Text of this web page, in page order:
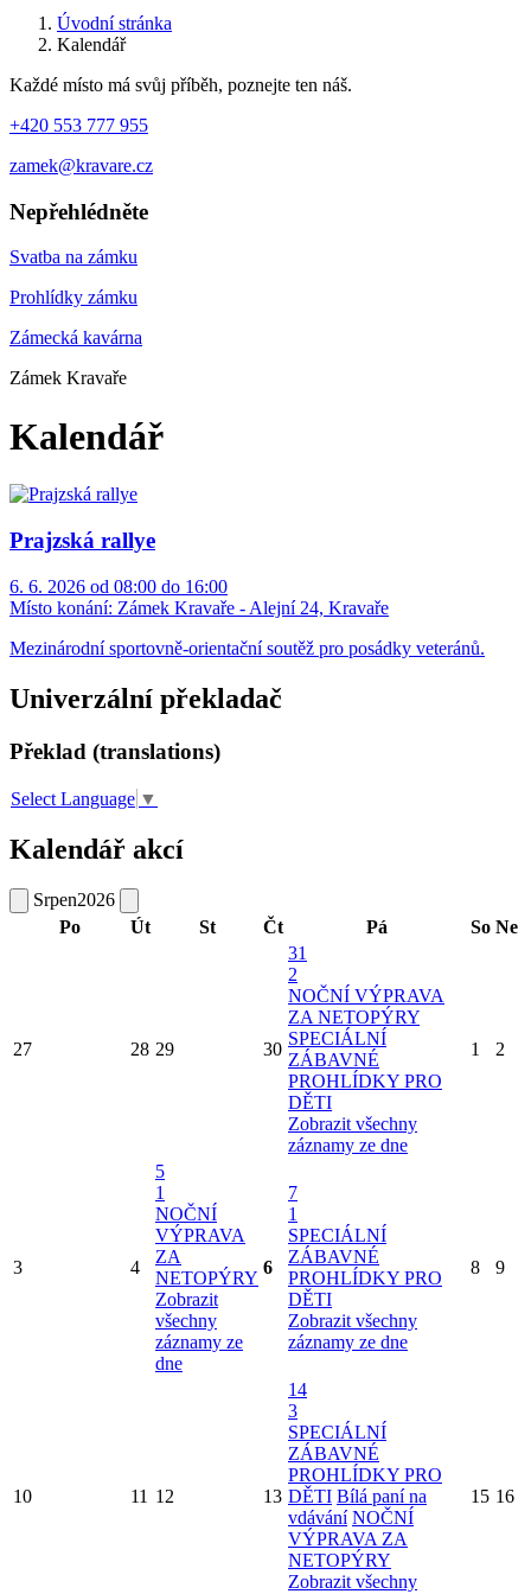
Úvodní stránka
Kalendář
Každé místo má svůj příběh, poznejte ten náš.
+420 553 777 955
zamek@kravare.cz
Nepřehlédněte
Svatba na zámku
Prohlídky zámku
Zámecká kavárna
Zámek Kravaře
Kalendář
Prajzská rallye
6. 6. 2026 od 08:00 do 16:00
Místo konání: Zámek Kravaře - Alejní 24, Kravaře
Mezinárodní sportovně-orientační soutěž pro posádky veteránů.
Univerzální překladač
Překlad (translations)
Select Language ▼
Kalendář akcí
Srpen2026
Po
Út St Čt Pá So Ne
27 28 29 30
31
2
NOČNÍ VÝPRAVA
ZA NETOPÝRY
SPECIÁLNÍ
ZÁBAVNÉ
PROHLÍDKY PRO
DĚTI
Zobrazit všechny
záznamy ze dne
1 2
3 4
5
1
NOČNÍ
VÝPRAVA
ZA
NETOPÝRY
Zobrazit
všechny
záznamy ze
dne
6
7
1
SPECIÁLNÍ
ZÁBAVNÉ
PROHLÍDKY PRO
DĚTI
Zobrazit všechny
záznamy ze dne
8 9
10 11 12 13
14
3
SPECIÁLNÍ
ZÁBAVNÉ
PROHLÍDKY PRO
DĚTI Bílá paní na
vdávání NOČNÍ
VÝPRAVA ZA
NETOPÝRY
Zobrazit všechny
15 16